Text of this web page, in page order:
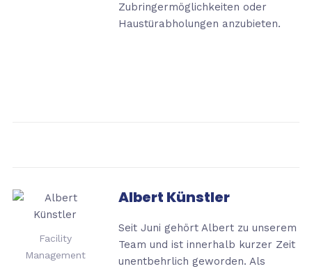
Zubringermöglichkeiten oder
Haustürabholungen anzubieten.
Facility
Management
Albert Künstler
Seit Juni gehört Albert zu unserem
Team und ist innerhalb kurzer Zeit
unentbehrlich geworden. Als